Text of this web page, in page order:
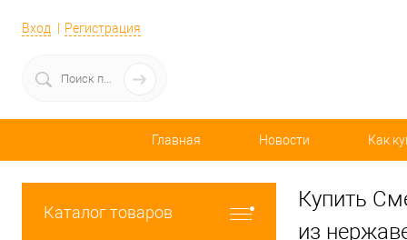
Вход Регистрация
Главная Новости Как
Каталог товаров
Купить
из